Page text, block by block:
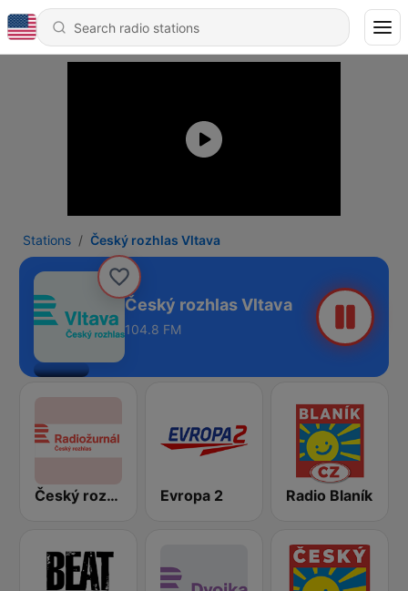
Stations Český rozhlas Vltava
Český rozhlas Vltava
104.8 FM
Český rozhlas Radiožurnál Evropa 2 Radio Blaník